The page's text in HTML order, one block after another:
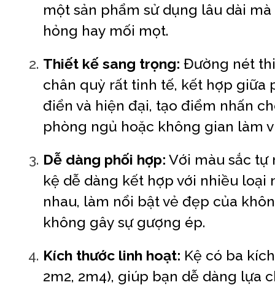
một sản phẩm sử dụng lâu dài
hỏng hay mối mọt.
Thiết kế sang trọng: Đường nét
chân quỳ rất tinh tế, kết hợp giữa
điển và hiện đại, tạo điểm nhấn
phòng ngủ hoặc không gian làm
Dễ dàng phối hợp: Với màu sắc tự
kệ dễ dàng kết hợp với nhiều loại
nhau, làm nổi bật vẻ đẹp của
không gây sự gượng ép.
Kích thước linh hoạt: Kệ có ba
2m2, 2m4), giúp bạn dễ dàng lựa